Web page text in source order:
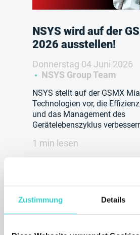
Zustimmung Details
NSYS wird auf der
2026 ausstellen!
Donnerstag 04 Juni 2026
NSYS Group Team
NSYS stellt auf der GSMX
Technologien vor, die
und das Management des
Gerätelebenszyklus
1 min lesen